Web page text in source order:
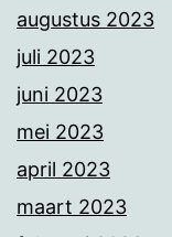
augustus 2023
juli 2023
juni 2023
mei 2023
april 2023
maart 2023